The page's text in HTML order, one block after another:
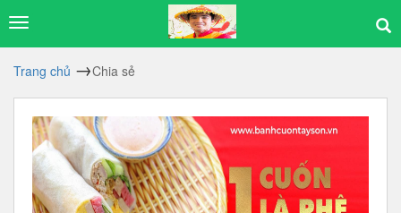
Trang chủ Chia sẻ